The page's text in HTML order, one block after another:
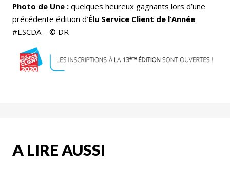
Photo de Une : quelques heureux gagnants lors d’une
précédente édition d’Élu Service Client de l’Année
#ESCDA – © DR
A LIRE AUSSI